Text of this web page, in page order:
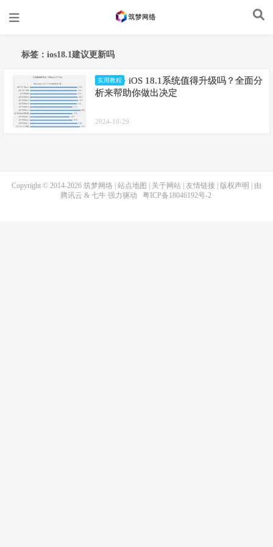
标签：ios18.1建议更新吗
实用教程
iOS 18.1系统值得升级吗？全面分
析来帮助你做出决定
2024-10-29
Copyright © 2014-2026 筑梦网络 站点地图 关于网站 友情链接 版权声明
| 由
腾讯云 & 七牛强力驱动 粤ICP备18046192号-2